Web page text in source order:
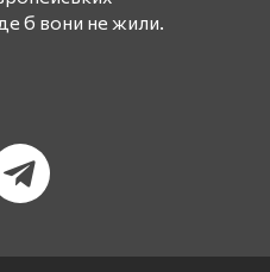
б вони не жили.